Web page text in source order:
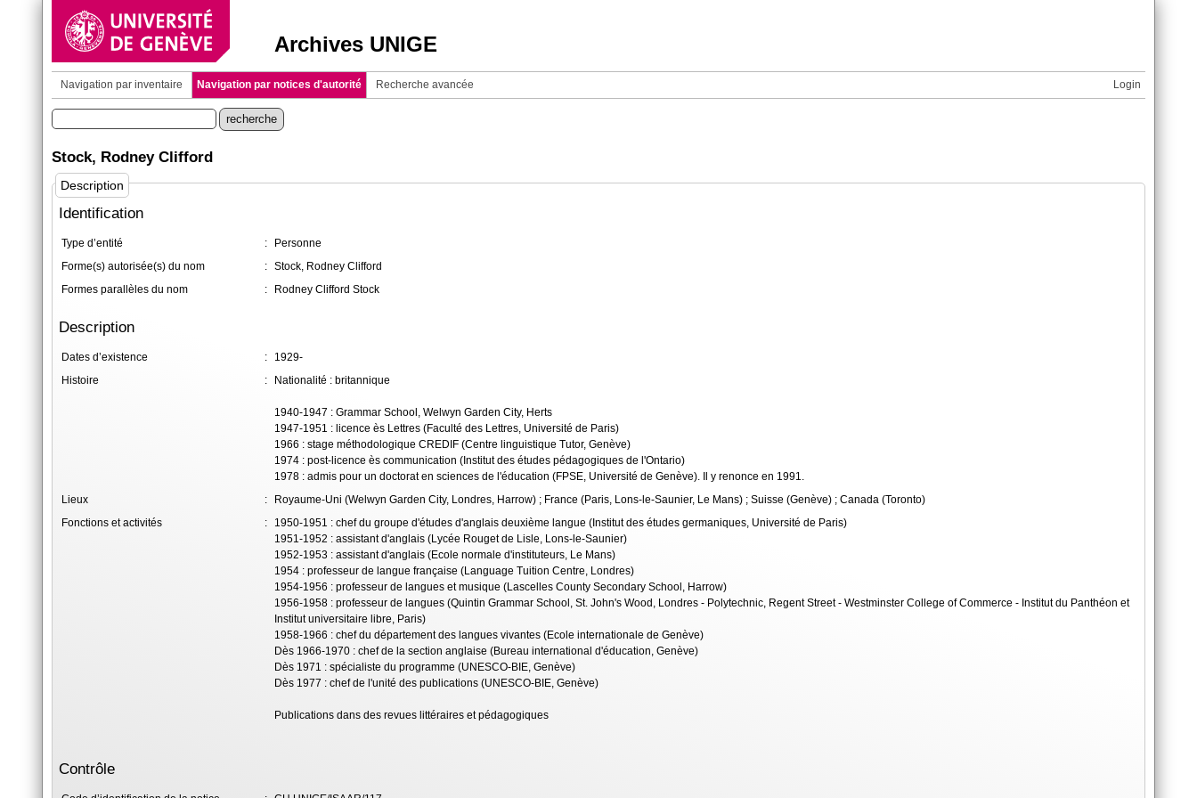
Archives UNIGE
Login
Navigation par inventaire Navigation par notices d'autorité Recherche avancée
Stock, Rodney Clifford
Description
Identification
Type d’entité :
Personne
Forme(s) autorisée(s) du nom
: Stock, Rodney Clifford
Formes parallèles du nom
: Rodney Clifford Stock
Description
Dates d’existence :
1929-
Histoire
: Nationalité : britannique
1940-1947 : Grammar School, Welwyn Garden City, Herts
1947-1951 : licence ès Lettres (Faculté des Lettres, Université de Paris)
1966 : stage méthodologique CREDIF (Centre linguistique Tutor, Genève)
1974 : post-licence ès communication (Institut des études pédagogiques de l'Ontario)
1978 : admis pour un doctorat en sciences de l'éducation (FPSE, Université de Genève). Il y renonce en 1991.
Lieux
:
Royaume-Uni (Welwyn Garden City, Londres, Harrow) ; France (Paris, Lons-le-Saunier, Le Mans) ; Suisse (Genève) ; Canada (Toronto)
Fonctions et activités
:
1950-1951 : chef du groupe d'études d'anglais deuxième langue (Institut des études germaniques, Université de Paris)
1951-1952 : assistant d'anglais (Lycée Rouget de Lisle, Lons-le-Saunier)
1952-1953 : assistant d'anglais (Ecole normale d'instituteurs, Le Mans)
1954 : professeur de langue française (Language Tuition Centre, Londres)
1954-1956 : professeur de langues et musique (Lascelles County Secondary School, Harrow)
1956-1958 : professeur de langues (Quintin Grammar School, St. John's Wood, Londres - Polytechnic, Regent Street - Westminster College of Commerce - Institut du Panthéon et
Institut universitaire libre, Paris)
1958-1966 : chef du département des langues vivantes (Ecole internationale de Genève)
Dès 1966-1970 : chef de la section anglaise (Bureau international d'éducation, Genève)
Dès 1971 : spécialiste du programme (UNESCO-BIE, Genève)
Dès 1977 : chef de l'unité des publications (UNESCO-BIE, Genève)
Publications dans des revues littéraires et pédagogiques
Contrôle